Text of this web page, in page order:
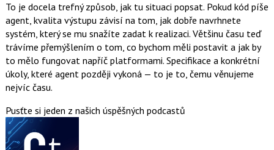
To je docela trefný způsob, jak tu situaci popsat. Pokud kód píše
agent, kvalita výstupu závisí na tom, jak dobře navrhnete
systém, který se mu snažíte zadat k realizaci. Většinu času teď
trávíme přemýšlením o tom, co bychom měli postavit a jak by
to mělo fungovat napříč platformami. Specifikace a konkrétní
úkoly, které agent později vykoná — to je to, čemu věnujeme
nejvíc času.
Pusťte si jeden z našich úspěšných podcastů